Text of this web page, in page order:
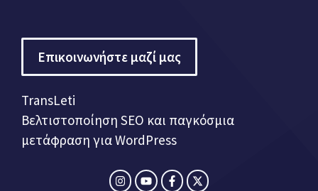
Επικοινωνήστε μαζί μας
TransLeti
Βελτιστοποίηση SEO και παγκόσμια
μετάφραση για WordPress